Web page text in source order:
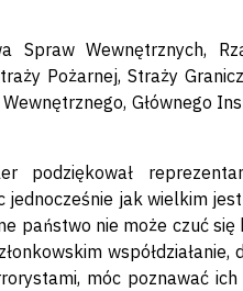
Wewnętrznych,
Pożarnej, Straży
Głównego
podziękował
jednocześnie jak wielkim
państwo nie może czuć
współdziałanie,
móc poznawać ich